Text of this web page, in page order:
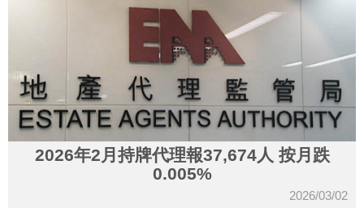
2026年2月持牌代理報37,674人 按月跌
0.005%
2026/03/02